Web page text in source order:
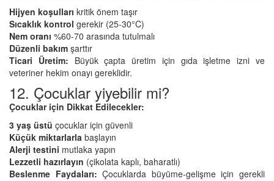
Hijyen koşulları kritik önem taşır
Sıcaklık kontrol gerekir (25-30°C)
Nem oranı %60-70 arasında tutulmalı
Düzenli bakım şarttır
Ticari Üretim: Büyük çapta üretim için gıda işletme izni ve
veteriner hekim onayı gereklidir.
12. Çocuklar yiyebilir mi?
Çocuklar için Dikkat Edilecekler:
3 yaş üstü çocuklar için güvenli
Küçük miktarlarla başlayın
Alerji testini mutlaka yapın
Lezzetli hazırlayın (çikolata kaplı, baharatlı)
Beslenme Faydaları: Çocuklarda büyüme-gelişme için gerekli